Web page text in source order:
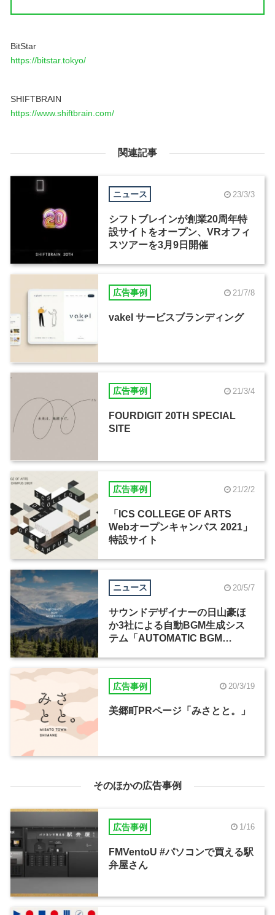
BitStar
https://bitstar.tokyo/
SHIFTBRAIN
https://www.shiftbrain.com/
関連記事
ニュース 23/3/3
シフトブレインが創業20周年特
設サイトをオープン、VRオフィ
スツアーを3月9日開催
広告事例 21/7/8
vakel サービスブランディング
広告事例 21/3/4
FOURDIGIT 20TH SPECIAL
SITE
広告事例 21/2/2
「ICS COLLEGE OF ARTS
Webオープンキャンパス 2021」
特設サイト
ニュース 20/5/7
サウンドデザイナーの日山豪ほ
か3社による自動BGM生成シス
テム「AUTOMATIC BGM
広告事例 20/3/19
美郷町PRページ「みさとと。」
そのほかの広告事例
広告事例 1/16
FMVentoU #パソコンで買える駅
弁屋さん